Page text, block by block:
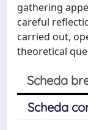
gathering
careful
carried out,
theoretical
Scheda
Scheda